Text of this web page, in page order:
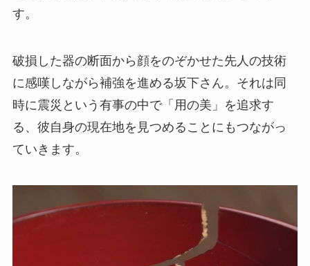
す。
破損した器の断面から顔をのぞかせた先人の技術
に感嘆しながら補強を進める坂下さん。それは同
時に震災という有事の中で「用の美」を追求す
る、彼自身の現在地を見つめることにもつながっ
ていきます。